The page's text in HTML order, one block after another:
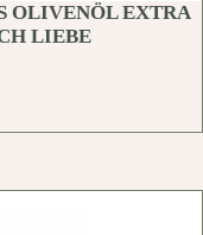
OLIVENÖL EXTRA
LIEBE